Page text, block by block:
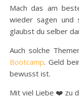
Mach das am
wieder sagen und
glaubst du selber
Auch solche
Bootcamp. Geld
bewusst ist.
Mit viel Liebe ❤️ zu